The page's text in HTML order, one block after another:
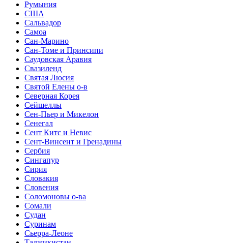
Румыния
США
Сальвадор
Самоа
Сан-Марино
Сан-Томе и Принсипи
Саудовская Аравия
Свазиленд
Святая Люсия
Святой Елены о-в
Северная Корея
Сейшеллы
Сен-Пьер и Микелон
Сенегал
Сент Китс и Невис
Сент-Винсент и Гренадины
Сербия
Сингапур
Сирия
Словакия
Словения
Соломоновы о-ва
Сомали
Судан
Суринам
Сьерра-Леоне